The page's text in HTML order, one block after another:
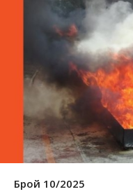
Брой 10/2025